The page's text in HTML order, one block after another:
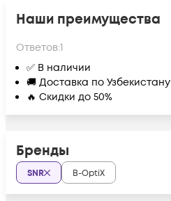
Наши преимущества
Ответов:1
✅ В наличии
🚚 Доставка по Узбекистану
🔥 Скидки до 50%
Бренды
SNR B-OptiX